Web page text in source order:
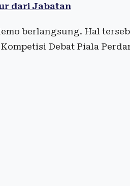
dari Jabatan
berlangsung. Hal
Debat Piala